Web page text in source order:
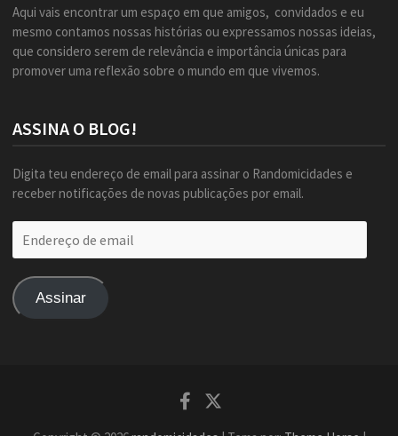
Aqui vais encontrar um espaço em que amigos, convidados e eu
mesmo contamos nossas histórias ou expressamos nossas ideias,
que considero serem de relevância e importância únicas para
promover uma reflexão sobre o mundo em que vivemos.
ASSINA O BLOG!
Digita teu endereço de email para assinar o Randomicidades e
receber notificações de novas publicações por email.
de
Assinar
Facebook